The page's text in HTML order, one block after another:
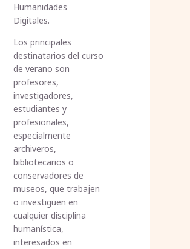
Humanidades
Digitales.
Los principales
destinatarios del curso
de verano son
profesores,
investigadores,
estudiantes y
profesionales,
especialmente
archiveros,
bibliotecarios o
conservadores de
museos, que trabajen
o investiguen en
cualquier disciplina
humanística,
interesados en